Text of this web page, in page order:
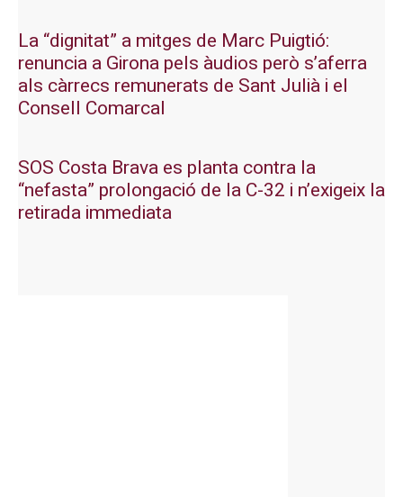
La “dignitat” a mitges de Marc Puigtió:
renuncia a Girona pels àudios però s’aferra
als càrrecs remunerats de Sant Julià i el
Consell Comarcal
SOS Costa Brava es planta contra la
“nefasta” prolongació de la C-32 i n’exigeix la
retirada immediata